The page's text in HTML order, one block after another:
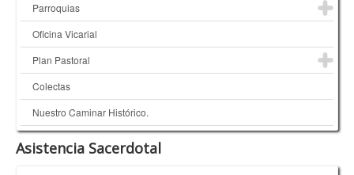
Parroquias
Oficina Vicarial
Plan Pastoral
Colectas
Nuestro Caminar Histórico.
Asistencia Sacerdotal